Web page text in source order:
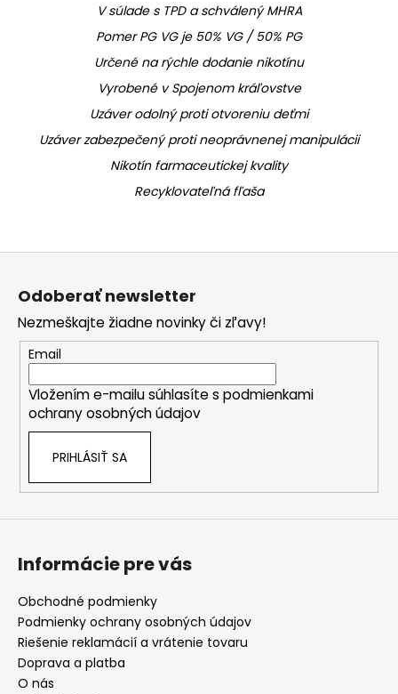
V súlade s TPD a schválený MHRA
Pomer PG VG je 50% VG / 50% PG
Určené na rýchle dodanie nikotínu
Vyrobené v Spojenom kráľovstve
Uzáver odolný proti otvoreniu deťmi
Uzáver zabezpečený proti neoprávnenej manipulácii
Nikotín farmaceutickej kvality
Recyklovateľná fľaša
Z
Odoberať newsletter
Nezmeškajte žiadne novinky či zľavy!
Email
Vložením e-mailu súhlasíte s podmienkami
ochrany osobných údajov
PRIHLÁSIŤ SA
Informácie pre vás
Obchodné podmienky
Podmienky ochrany osobných údajov
Riešenie reklamácií a vrátenie tovaru
Doprava a platba
O nás